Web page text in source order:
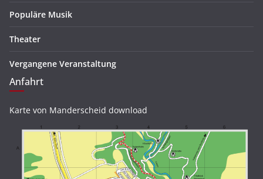
Populäre Musik
Theater
Vergangene Veranstaltung
Anfahrt
Karte von Manderscheid download